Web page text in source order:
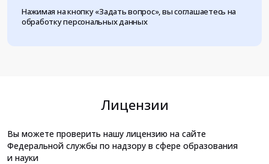
Нажимая на кнопку «Задать вопрос», вы соглашаетесь на
обработку персональных данных
Лицензии
Вы можете проверить нашу лицензию на сайте
Федеральной службы по надзору в сфере образования
и науки